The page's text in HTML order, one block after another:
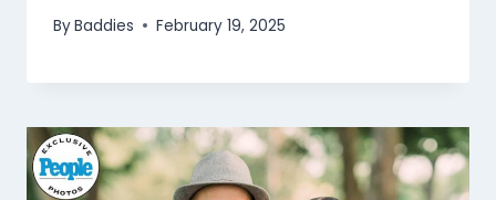
ByBaddies February 19, 2025